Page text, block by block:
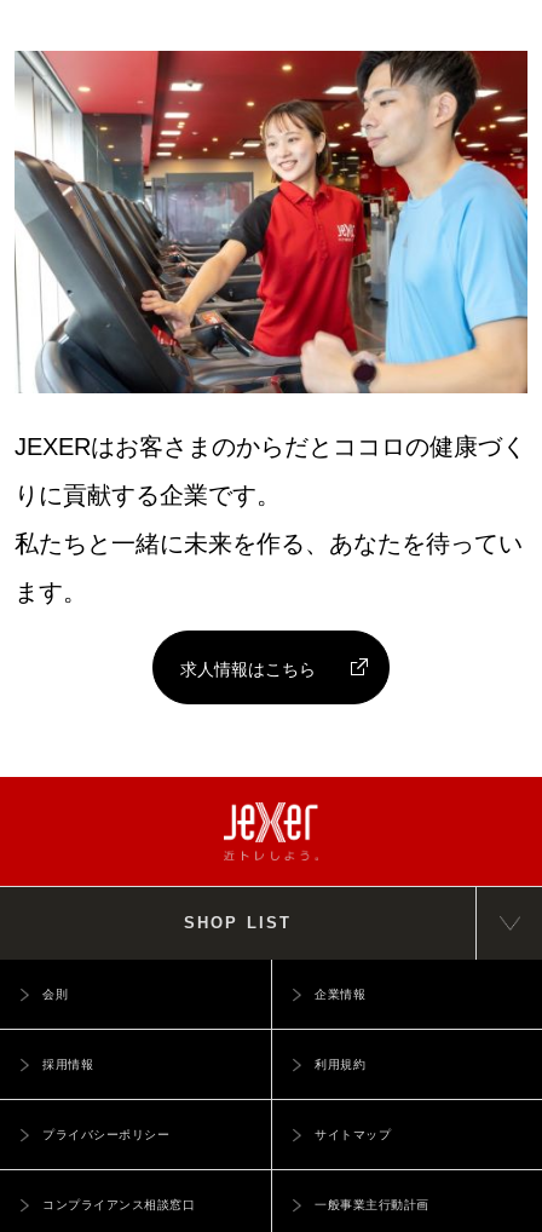
JEXERはお客さまのからだとココロの健康づく
りに貢献する企業です。
私たちと一緒に未来を作る、あなたを待ってい
ます。
求人情報はこちら
SHOP LIST
会則 企業情報
採用情報 利用規約
プライバシーポリシー サイトマップ
コンプライアンス相談窓口 一般事業主行動計画